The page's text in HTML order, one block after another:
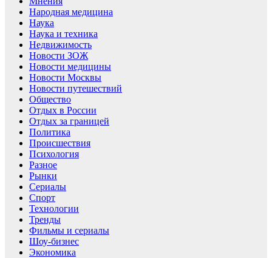
Народная медицина
Наука
Наука и техника
Недвижимость
Новости ЗОЖ
Новости медицины
Новости Москвы
Новости путешествий
Общество
Отдых в России
Отдых за границей
Политика
Происшествия
Психология
Разное
Рынки
Сериалы
Спорт
Технологии
Тренды
Фильмы и сериалы
Шоу-бизнес
Экономика